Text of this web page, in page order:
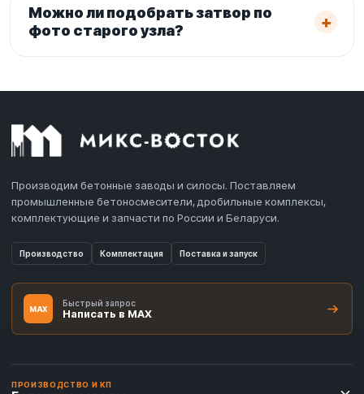
Можно ли подобрать затвор по
фото старого узла?
Производим бетонные заводы и силосы. Поставляем
промышленные бетоносмесители, дробильные комплексы,
комплектующие и запчасти по России и Беларуси.
Производство Комплектация Поставка и запуск
MAX
Быстрый запрос
Написать в MAX
ПРОИЗВОДСТВО И КП